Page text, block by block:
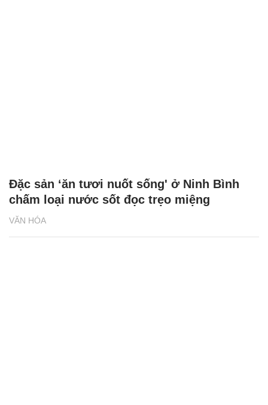
VĂN HÓA
Đặc sản ‘ăn tươi nuốt sống' ở Ninh Bình
chấm loại nước sốt đọc trẹo miệng